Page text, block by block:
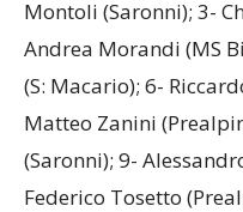
Montoli (Saronni); 3-
Andrea Morandi (MS
(S: Macario); 6-
Matteo Zanini
(Saronni); 9-
Federico Tosetto